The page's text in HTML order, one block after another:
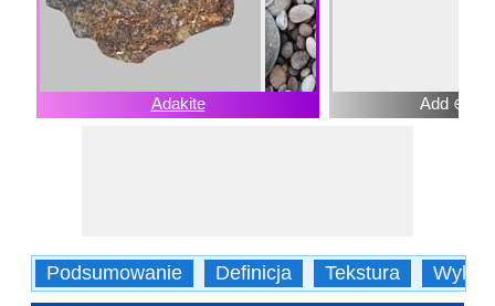
Adakite Add ⊕
Podsumowanie Definicja Tekstura